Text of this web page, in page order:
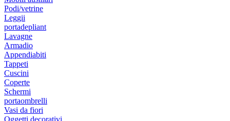
Podi/vetrine
Leggii
portadepliant
Lavagne
Armadio
Appendiabiti
Tappeti
Cuscini
Coperte
Schermi
portaombrelli
Vasi da fiori